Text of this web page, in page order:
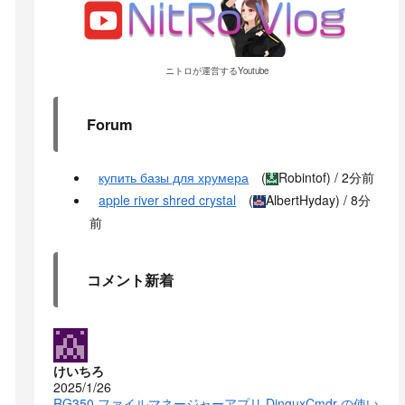
ニトロが運営するYoutube
Forum
купить базы для хрумера ( Robintof) /2分前
apple river shred crystal
( AlbertHyday) /8分
前
コメント新着
けいちろ
2025/1/26